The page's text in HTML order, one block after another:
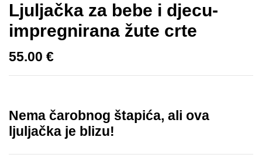
Ljuljačka za bebe i djecu-
impregnirana žute crte
55.00 €
Nema čarobnog štapića, ali ova
ljuljačka je blizu!
Vaša adresa e-pošte neće biti objavljena.
Obavezna polja su označena sa